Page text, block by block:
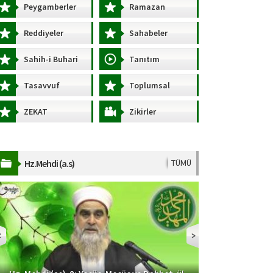
Peygamberler Ramazan
Reddiyeler Sahabeler
Sahih-i Buhari Tanıtım
Tasavvuf
Toplumsal
Konular
ZEKAT Zikirler
Hz.Mehdi (a.s) TÜMÜ